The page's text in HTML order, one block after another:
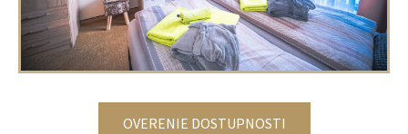
OVERENIE DOSTUPNOSTI